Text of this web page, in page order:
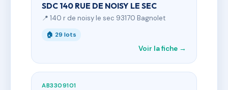
SDC 140 RUE DE NOISY LE SEC
📍 140 r de noisy le sec 93170 Bagnolet
🏠 29 lots
Voir la fiche →
AB3309101